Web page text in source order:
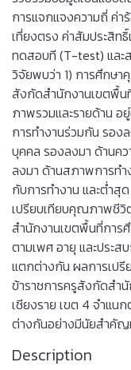
การแจกแจงความถี่ ค่า
เที่ยงตรง ค่าสัมประสิท
ทดสอบที (T-test) และ
วิจัยพบว่า 1) การศึกษ
สังกัดสำนักงานเขตพื้น
ภาพรวมและรายด้าน อ
การทำงานร่วมกัน รอ
บุคคล รองลงมา ด้านคว
ลงมา ด้านสภาพการทำ
กับการทำงาน และต่ำสุ
เปรียบเทียบคุณภาพชีวิ
สำนักงานเขตพื้นที่การ
ตามเพศ อายุ และประ
แตกต่างกัน ผลการเป
ข้าราชการครูสังกัดสำ
เชียงราย เขต 4 จำแน
ต่างกันอย่างมีนัยสำคั
Description